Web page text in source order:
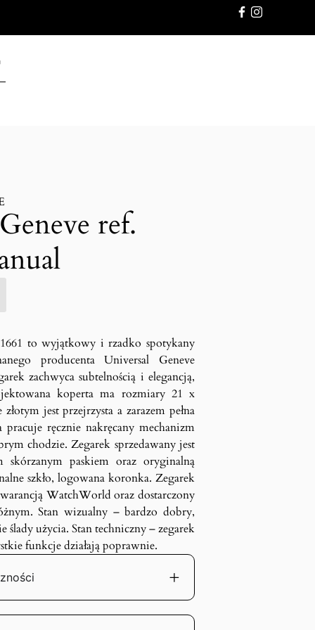
ref.
to wyjątkowy i rzadko spotykany
producenta Universal Geneve
zachwyca subtelnością i elegancją,
koperta ma rozmiary 21 x
jest przejrzysta a zarazem pełna
ręcznie nakręcany mechanizm
chodzie. Zegarek sprzedawany jest
skórzanym paskiem oraz oryginalną
szkło, logowana koronka. Zegarek
WatchWorld oraz dostarczony
Stan wizualny – bardzo dobry,
ślady użycia. Stan techniczny – zegarek
funkcje działają poprawnie.